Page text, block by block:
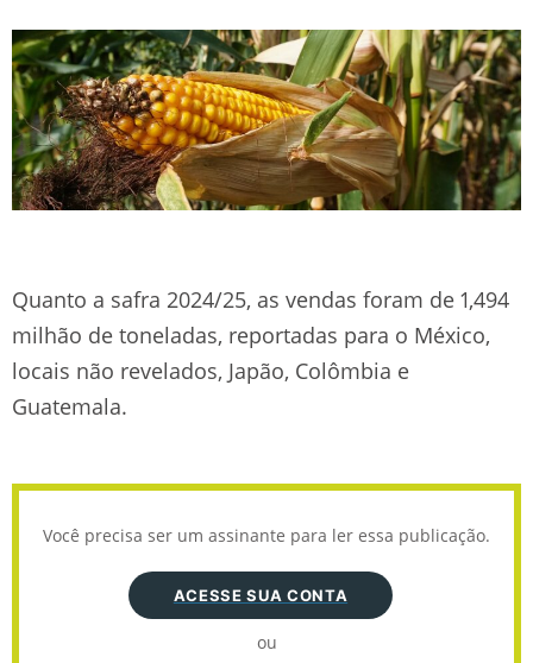
Quanto a safra 2024/25, as vendas foram de 1,494
milhão de toneladas, reportadas para o México,
locais não revelados, Japão, Colômbia e
Guatemala.
Você precisa ser um assinante para ler essa publicação.
ACESSE SUA CONTA
ou